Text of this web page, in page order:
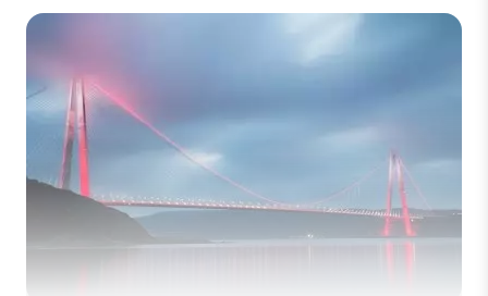
mit praktischen Tipps zusammengestellt, die
Sie auf keinen Fall verpassen sollten.